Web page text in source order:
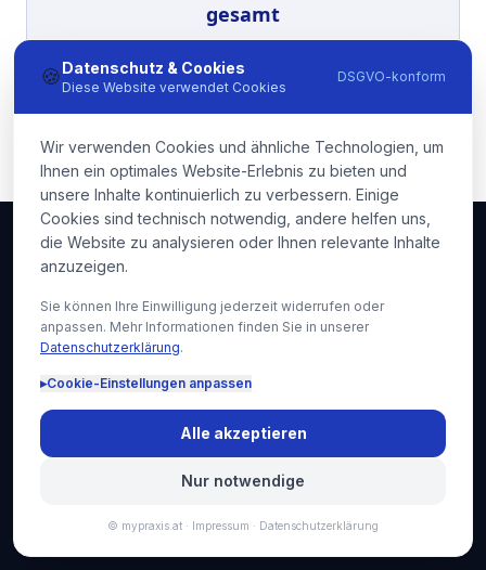
🍪Datenschutz & Cookies
Diese Website verwendet Cookies
DSGVO-konform
Wir verwenden Cookies und ähnliche Technologien, um
Ihnen ein optimales Website-Erlebnis zu bieten und
unsere Inhalte kontinuierlich zu verbessern. Einige
Cookies sind technisch notwendig, andere helfen uns,
die Website zu analysieren oder Ihnen relevante Inhalte
anzuzeigen.
Sie können Ihre Einwilligung jederzeit widerrufen oder
anpassen. Mehr Informationen finden Sie in unserer
Datenschutzerklärung.
▸Cookie-Einstellungen anpassen
Alle akzeptieren
Nur notwendige
© mypraxis.at · Impressum · Datenschutzerklärung
gesamt
Korrekturrunden (1-2 h), Go-Live-Freigabe (30
Investition
Qualität statt Pauschalpreis. Jedes Angebot wird
maßgeschneidert nach Ihrer Ordination, Ihrem
Budget und Ihren Zielen erstellt — und immer
persönlich mit Ihnen durchgesprochen. Kein Online-
Konfigurator, kein Paket ins Blaue.
KMU.DIGITAL-Förderung 30 % möglich — wir prüfen das